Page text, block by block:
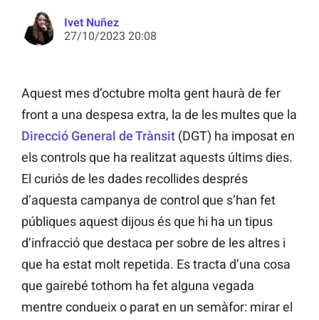
Ivet Nuñez
27/10/2023 20:08
Aquest mes d’octubre molta gent haurà de fer
front a una despesa extra, la de les multes que la
Direcció General de Trànsit (DGT) ha imposat en
els controls que ha realitzat aquests últims dies.
El curiós de les dades recollides després
d’aquesta campanya de control que s’han fet
públiques aquest dijous és que hi ha un tipus
d’infracció que destaca per sobre de les altres i
que ha estat molt repetida. Es tracta d’una cosa
que gairebé tothom ha fet alguna vegada
mentre condueix o parat en un semàfor: mirar el